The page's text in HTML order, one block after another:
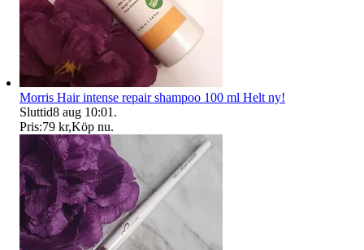
Morris Hair intense repair shampoo 100 ml Helt ny!
Sluttid8 aug 10:01 .
Pris:79 kr,Köp nu.